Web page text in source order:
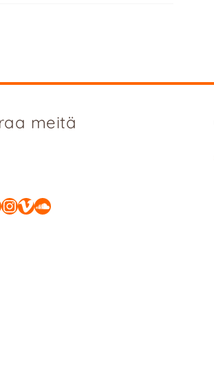
meitä
Instagram
Vimeo
SoundCloud